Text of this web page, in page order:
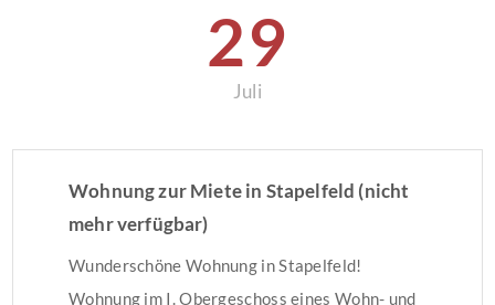
29
Juli
Wohnung zur Miete in Stapelfeld (nicht
mehr verfügbar)
Wunderschöne Wohnung in Stapelfeld!
Wohnung im I. Obergeschoss eines Wohn- und